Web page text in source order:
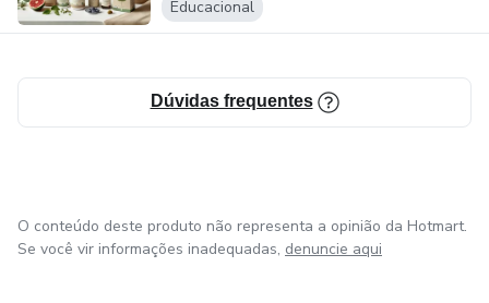
Educacional
Dúvidas frequentes
O conteúdo deste produto não representa a opinião da Hotmart.
Se você vir informações inadequadas, denuncie aqui